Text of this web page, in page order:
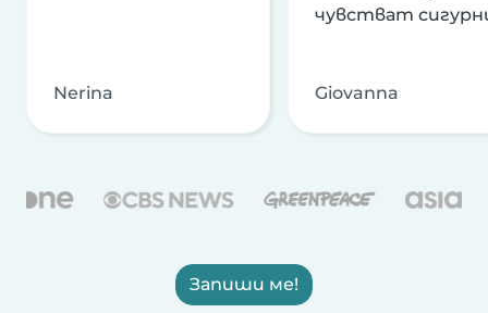
Nerina
чувстват
Giovanna
Запиши ме!